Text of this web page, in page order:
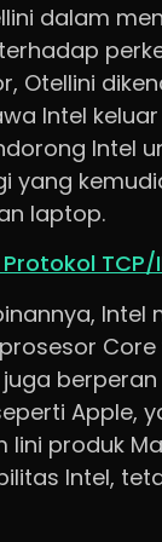
dalam
Otellini
Intel
Intel
yang
laptop.
TCP/
Apple,
lini produk
Intel,